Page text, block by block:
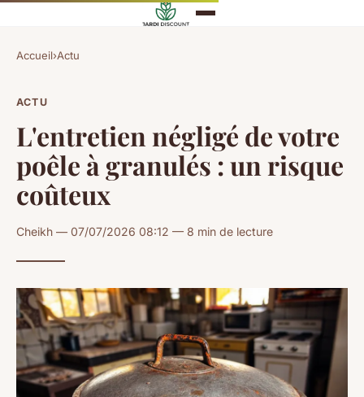
Accueil›Actu
ACTU
L'entretien négligé de votre
poêle à granulés : un risque
coûteux
Cheikh — 07/07/2026 08:12 — 8 min de lecture